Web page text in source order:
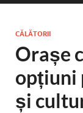
CĂLĂTORII
Orașe
opțiuni
și